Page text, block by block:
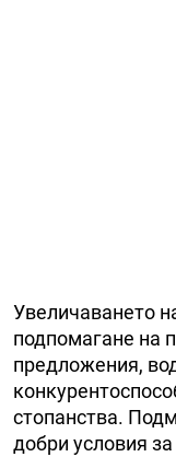
Увеличаването
подпомагане на
предложения,
стопанства.
добри условия